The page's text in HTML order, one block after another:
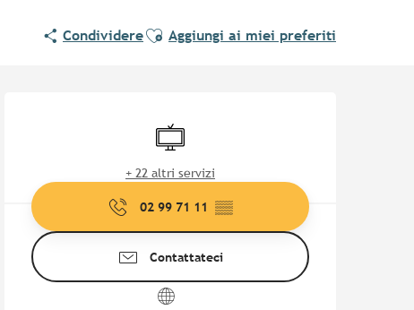
CondividereAjouter aux favoris
Aggiungi ai miei preferiti
Televisione
+ 22 altri servizi
02 99 71 11 ▒▒
Contattateci